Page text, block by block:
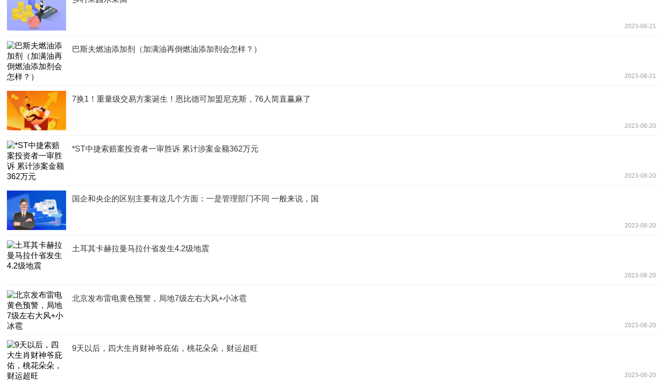
2023-08-21
巴斯夫燃油添加剂（加满油再倒燃油添加剂会怎样？）
2023-08-21
7换1！重量级交易方案诞生！恩比德可加盟尼克斯，76人简直赢麻了
2023-08-20
*ST中捷索赔案投资者一审胜诉 累计涉案金额362万元
2023-08-20
国企和央企的区别主要有这几个方面：一是管理部门不同 一般来说，国
2023-08-20
土耳其卡赫拉曼马拉什省发生4.2级地震
2023-08-20
北京发布雷电黄色预警，局地7级左右大风+小冰雹
2023-08-20
9天以后，四大生肖财神爷庇佑，桃花朵朵，财运超旺
2023-08-20